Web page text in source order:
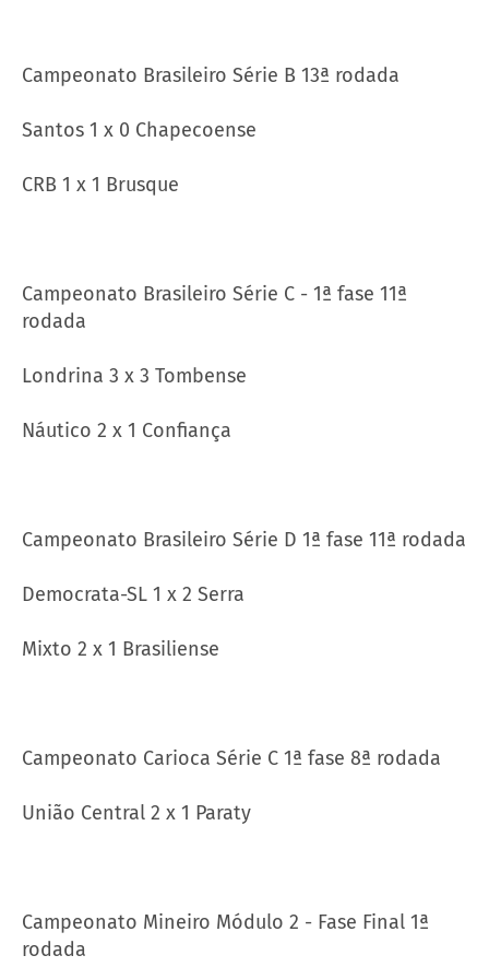
Campeonato Brasileiro Série B 13ª rodada
Santos 1 x 0 Chapecoense
CRB 1 x 1 Brusque
Campeonato Brasileiro Série C - 1ª fase 11ª
rodada
Londrina 3 x 3 Tombense
Náutico 2 x 1 Confiança
Campeonato Brasileiro Série D 1ª fase 11ª rodada
Democrata-SL 1 x 2 Serra
Mixto 2 x 1 Brasiliense
Campeonato Carioca Série C 1ª fase 8ª rodada
União Central 2 x 1 Paraty
Campeonato Mineiro Módulo 2 - Fase Final 1ª
rodada